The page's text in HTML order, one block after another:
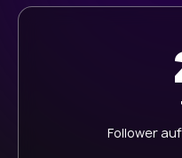
Follower